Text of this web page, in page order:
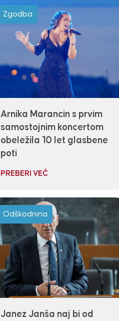
Zgodba
Arnika Marancin s prvim
samostojnim koncertom
obeležila 10 let glasbene
poti
PREBERI VEČ
Odškodnina
Janez Janša naj bi od